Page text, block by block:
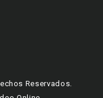
Reservados.